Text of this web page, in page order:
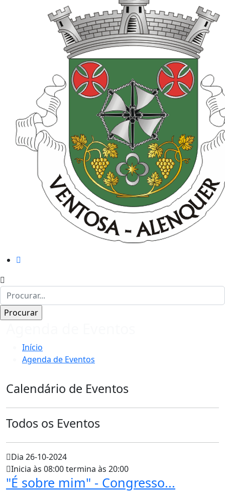
Início
Agenda de Eventos
Calendário de Eventos
Todos os Eventos
Dia 26-10-2024
Inicia às 08:00 termina às 20:00
"É sobre mim" - Congresso...